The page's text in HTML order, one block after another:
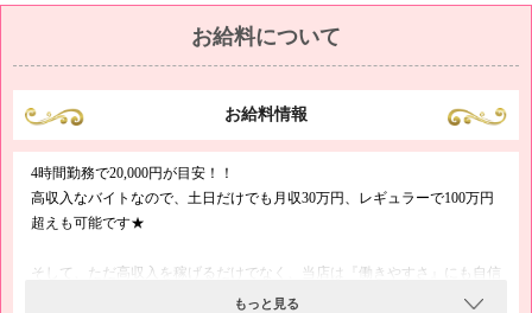
お給料について
お給料情報
4時間勤務で20,000円が目安！！
高収入なバイトなので、土日だけでも月収30万円、レギュラーで100万円
超えも可能です★
そして、ただ高収入を稼げるだけでなく、当店は『働きやすさ』にも自信
もっと見る